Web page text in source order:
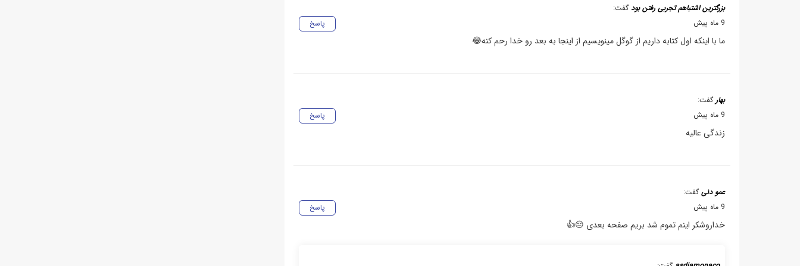
بزرگترین اشتباهم تجربی رفتن بود گفت:
پاسخ
9 ماه پیش
ما با اینکه اول کتابه داریم از گوگل مینویسیم از اینجا به بعد رو خدا رحم کنه😂
بهار گفت:
پاسخ
9 ماه پیش
زندگی عالیه
عمو دنی گفت:
پاسخ
9 ماه پیش
خداروشکر اینم تموم شد بریم صفحه بعدی 😔👍